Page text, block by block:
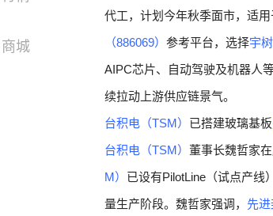
商城
代工，计划今年秋季面市，适用
（886069） 参考平台，选择宇
AIPC芯片、自动驾驶及机器人等
续拉动上游供应链景气。
台积电（TSM） 已搭建玻璃基板
台积电（TSM） 董事长魏哲家
M） 已设有PilotLine（试点产线
量生产阶段。魏哲家强调， 先进